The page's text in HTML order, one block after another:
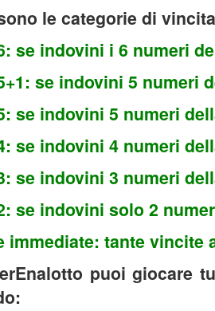
le categorie di
se indovini i 6 numeri
se indovini 5 numeri
se indovini 5 numeri
se indovini 4 numeri
se indovini 3 numeri
se indovini solo 2
immediate: tante vincite
puoi giocare